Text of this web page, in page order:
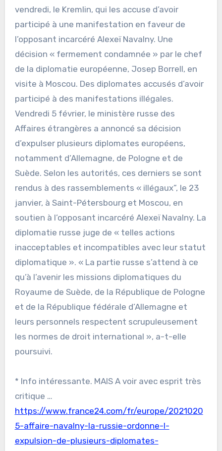
vendredi, le Kremlin, qui les accuse d’avoir
participé à une manifestation en faveur de
l’opposant incarcéré Alexeï Navalny. Une
décision « fermement condamnée » par le chef
de la diplomatie européenne, Josep Borrell, en
visite à Moscou. Des diplomates accusés d’avoir
participé à des manifestations illégales.
Vendredi 5 février, le ministère russe des
Affaires étrangères a annoncé sa décision
d’expulser plusieurs diplomates européens,
notamment d’Allemagne, de Pologne et de
Suède. Selon les autorités, ces derniers se sont
rendus à des rassemblements « illégaux”, le 23
janvier, à Saint-Pétersbourg et Moscou, en
soutien à l’opposant incarcéré Alexeï Navalny. La
diplomatie russe juge de « telles actions
inacceptables et incompatibles avec leur statut
diplomatique ». « La partie russe s’attend à ce
qu’à l’avenir les missions diplomatiques du
Royaume de Suède, de la République de Pologne
et de la République fédérale d’Allemagne et
leurs personnels respectent scrupuleusement
les normes de droit international », a-t-elle
poursuivi.
* Info intéressante. MAIS A voir avec esprit très
critique …
https://www.france24.com/fr/europe/2021020
5-affaire-navalny-la-russie-ordonne-l-
expulsion-de-plusieurs-diplomates-